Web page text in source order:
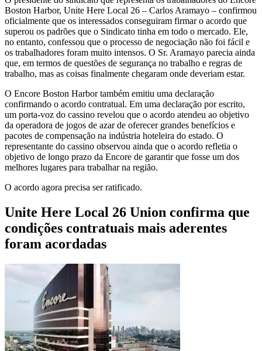
Boston Harbor, Unite Here Local 26 – Carlos Aramayo – confirmou
oficialmente que os interessados ​​​​conseguiram firmar o acordo que
superou os padrões que o Sindicato tinha em todo o mercado. Ele,
no entanto, confessou que o processo de negociação não foi fácil e
os trabalhadores foram muito intensos. O Sr. Aramayo parecia ainda
que, em termos de questões de segurança no trabalho e regras de
trabalho, mas as coisas finalmente chegaram onde deveriam estar.
O Encore Boston Harbor também emitiu uma declaração
confirmando o acordo contratual. Em uma declaração por escrito,
um porta-voz do cassino revelou que o acordo atendeu ao objetivo
da operadora de jogos de azar de oferecer grandes benefícios e
pacotes de compensação na indústria hoteleira do estado. O
representante do cassino observou ainda que o acordo refletia o
objetivo de longo prazo da Encore de garantir que fosse um dos
melhores lugares para trabalhar na região.
O acordo agora precisa ser ratificado.
Unite Here Local 26 Union confirma que
condições contratuais mais aderentes
foram acordadas